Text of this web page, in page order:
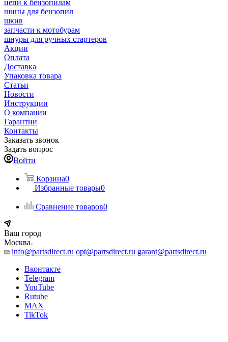
цепи к бензопилам
шины для бензопил
шкив
запчасти к мотобурам
шнуры для ручных стартеров
Акции
Оплата
Доставка
Упаковка товара
Статьи
Новости
Инструкции
О компании
Гарантии
Контакты
Заказать звонок
Задать вопрос
Войти
Корзина0
Избранные товары0
Сравнение товаров0
Ваш город
Москва
info@partsdirect.ru opt@partsdirect.ru garant@partsdirect.ru
Вконтакте
Telegram
YouTube
Rutube
MAX
TikTok